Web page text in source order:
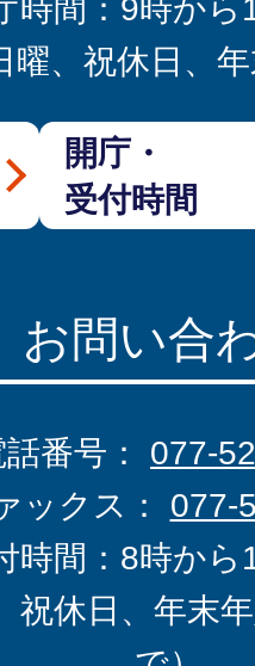
時間：9時から
曜、祝休日、
開庁・
受付時間
お問い合
話番号： 077-
ックス： 077-
時間：8時から
祝休日、年末